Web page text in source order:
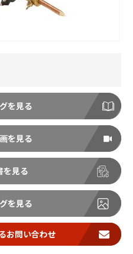
を見る
を見る
を見る
を見る
お問い合わせ